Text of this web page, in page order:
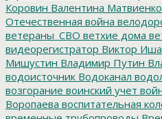
Коровин Валентина Матвиенко
Отечественная война
ветераны_СВО ветхие дома
видеорегистратор Виктор
Мишустин Владимир Путин
водоисточник Водоканал
возгорание воинский учет
Воропаева воспитательная